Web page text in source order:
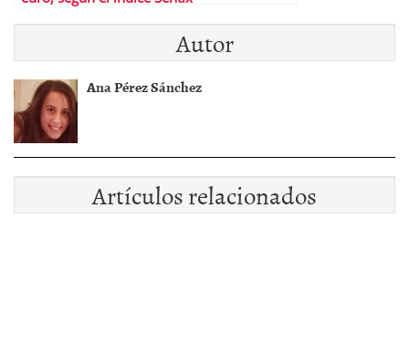
Autor
Ana Pérez Sánchez
Artículos relacionados